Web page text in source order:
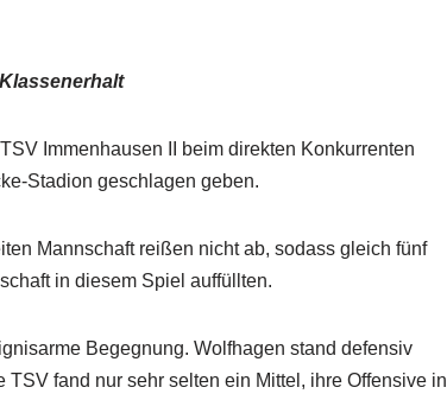
Immenhausen II beim direkten Konkurrenten
Stadion geschlagen geben.
Mannschaft reißen nicht ab, sodass gleich fünf
in diesem Spiel auffüllten.
Begegnung. Wolfhagen stand defensiv
fand nur sehr selten ein Mittel, ihre Offensive in